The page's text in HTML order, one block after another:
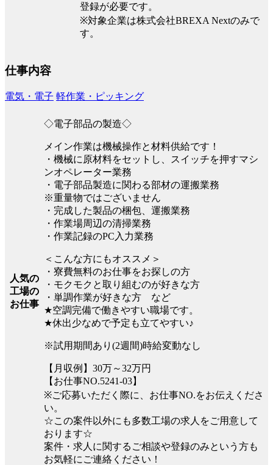
登録が必要です。
※対象企業は株式会社BREXA Nextのみで
す。
仕事内容
電気・電子 軽作業・ピッキング
人気の
工場の
お仕事
◇電子部品の製造◇
メイン作業は機械操作と材料供給です！
・機械に原材料をセットし、スイッチを押すマシ
ンオペレーター業務
・電子部品製造に関わる部材の運搬業務
※重量物ではございません
・完成した製品の梱包、運搬業務
・作業場周辺の清掃業務
・作業記録のPC入力業務
＜こんな方にもオススメ＞
・寮費無料のお仕事をお探しの方
・モクモクと取り組むのが好きな方
・単調作業が好きな方 など
★空調完備で働きやすい職場です。
★休出少なめで予定も立てやすい♪
※試用期間あり(2週間)時給変動なし
【月収例】30万～32万円
【お仕事NO.5241-03】
※ご応募いただく際に、お仕事NO.をお伝えくださ
い。
☆この案件以外にも多数工場の求人をご用意して
おります☆
案件・求人に関するご相談や登録のみという方も
お気軽にご連絡ください！